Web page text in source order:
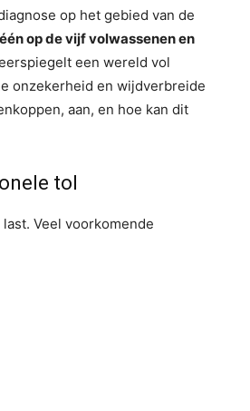
praktische
op het gebied van de
op de vijf volwassenen en
een wereld vol
onzekerheid en wijdverbreide
aan, en hoe kan dit
tol
Veel voorkomende